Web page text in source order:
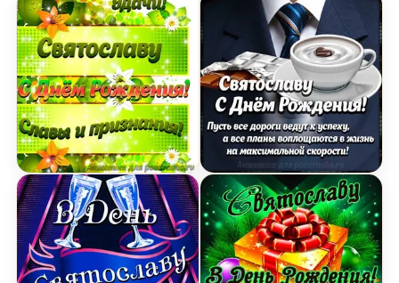
Картинка Святославу с Днем рождения с
Картинка Святославу с